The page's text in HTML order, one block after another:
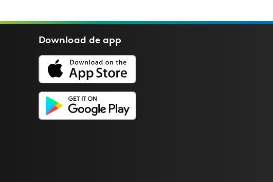
Download deapp